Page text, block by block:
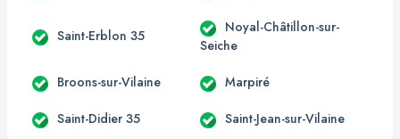
Saint-Erblon 35
Noyal-Châtillon-sur-
Seiche
Broons-sur-Vilaine Marpiré
Saint-Didier 35 Saint-Jean-sur-Vilaine